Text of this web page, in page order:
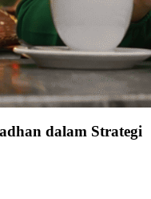
dalam Strategi